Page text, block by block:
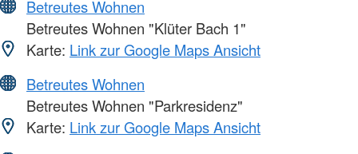
Betreutes Wohnen
Betreutes Wohnen "Klüter Bach 1"
Karte: Link zur Google Maps Ansicht
Betreutes Wohnen
Betreutes Wohnen "Parkresidenz"
Karte: Link zur Google Maps Ansicht